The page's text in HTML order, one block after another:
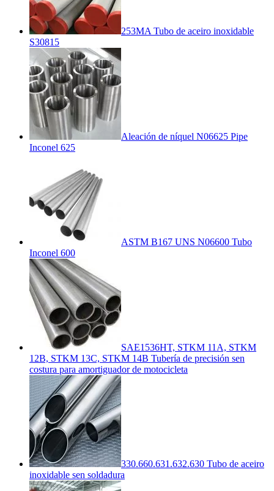
253MA Tubo de aceiro inoxidable
S30815
Aleación de níquel N06625 Pipe
Inconel 625
ASTM B167 UNS N06600 Tubo
Inconel 600
SAE1536HT, STKM 11A, STKM
12B, STKM 13C, STKM 14B Tubería de precisión sen
costura para amortiguador de motocicleta
330.660.631.632.630 Tubo de aceiro
inoxidable sen soldadura